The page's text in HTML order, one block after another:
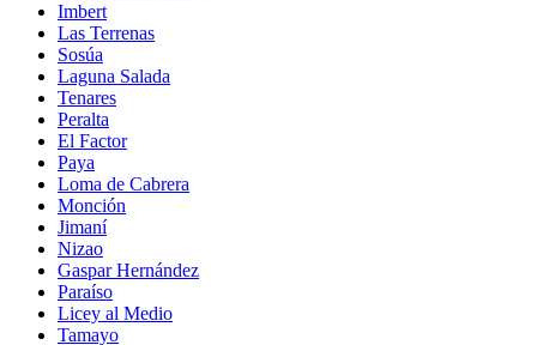
Imbert
Las Terrenas
Sosúa
Laguna Salada
Tenares
Peralta
El Factor
Paya
Loma de Cabrera
Monción
Jimaní
Nizao
Gaspar Hernández
Paraíso
Licey al Medio
Tamayo